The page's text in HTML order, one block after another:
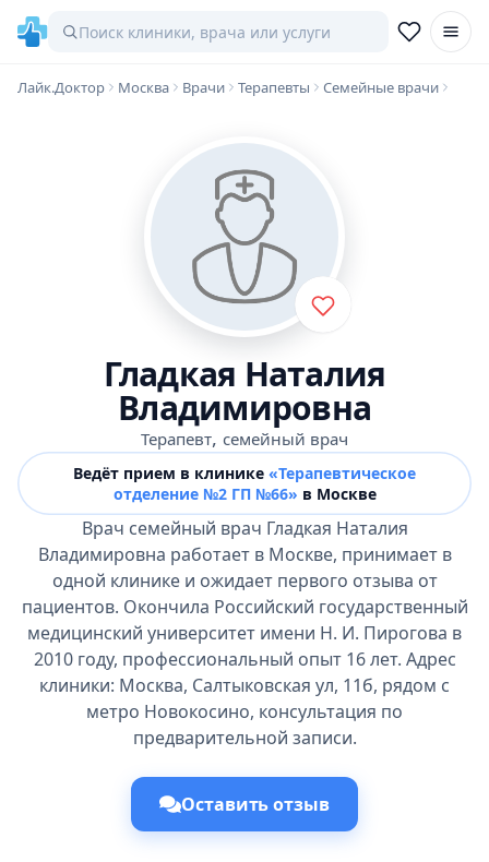
Лайк.Доктор Москва Врачи Терапевты Семейные врачи
Гладкая Наталия
Владимировна
Терапевт, семейный врач
Ведёт прием в клинике «Терапевтическое
отделение №2 ГП №66» в Москве
Врач семейный врач Гладкая Наталия
Владимировна работает в Москве, принимает в
одной клинике и ожидает первого отзыва от
пациентов. Окончила Российский государственный
медицинский университет имени Н. И. Пирогова в
2010 году, профессиональный опыт 16 лет. Адрес
клиники: Москва, Салтыковская ул, 11б, рядом с
метро Новокосино, консультация по
предварительной записи.
Оставить отзыв